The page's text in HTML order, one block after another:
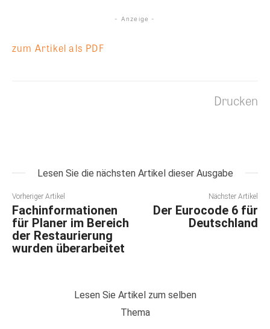
- Anzeige -
zum Artikel als PDF
Drucken
Lesen Sie die nächsten Artikel dieser Ausgabe
Vorheriger Artikel
Fachinformationen
für Planer im Bereich
der Restaurierung
wurden überarbeitet
Nächster Artikel
Der Eurocode 6 für
Deutschland
Lesen Sie Artikel zum selben
Thema